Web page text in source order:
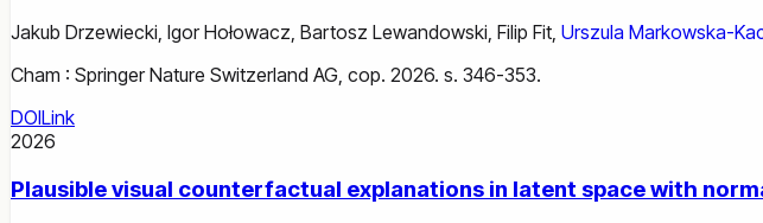
Jakub Drzewiecki, Igor Hołowacz, Bartosz Lewandowski, Filip Fit, Urszula Markowska-
Cham : Springer Nature Switzerland AG, cop. 2026. s. 346-353.
DOILink
2026
Plausible visual counterfactual explanations in latent space with